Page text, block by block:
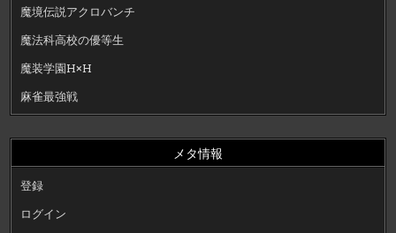
魔境伝説アクロバンチ
魔法科高校の優等生
魔装学園H×H
麻雀最強戦
メタ情報
登録
ログイン